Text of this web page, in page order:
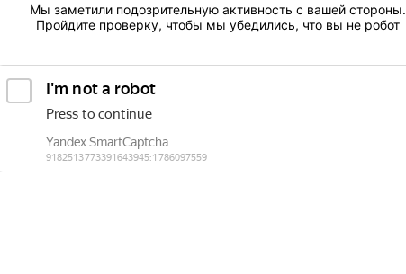
Мы заметили подозрительную активность с вашей стороны.
Пройдите проверку, чтобы мы убедились, что вы не робот